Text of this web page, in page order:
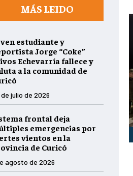
MÁS LEIDO
estudiante y
Jorge “Coke”
Echevarría fallece y
a la comunidad de
julio de 2026
frontal deja
emergencias por
vientos en la
de Curicó
agosto de 2026